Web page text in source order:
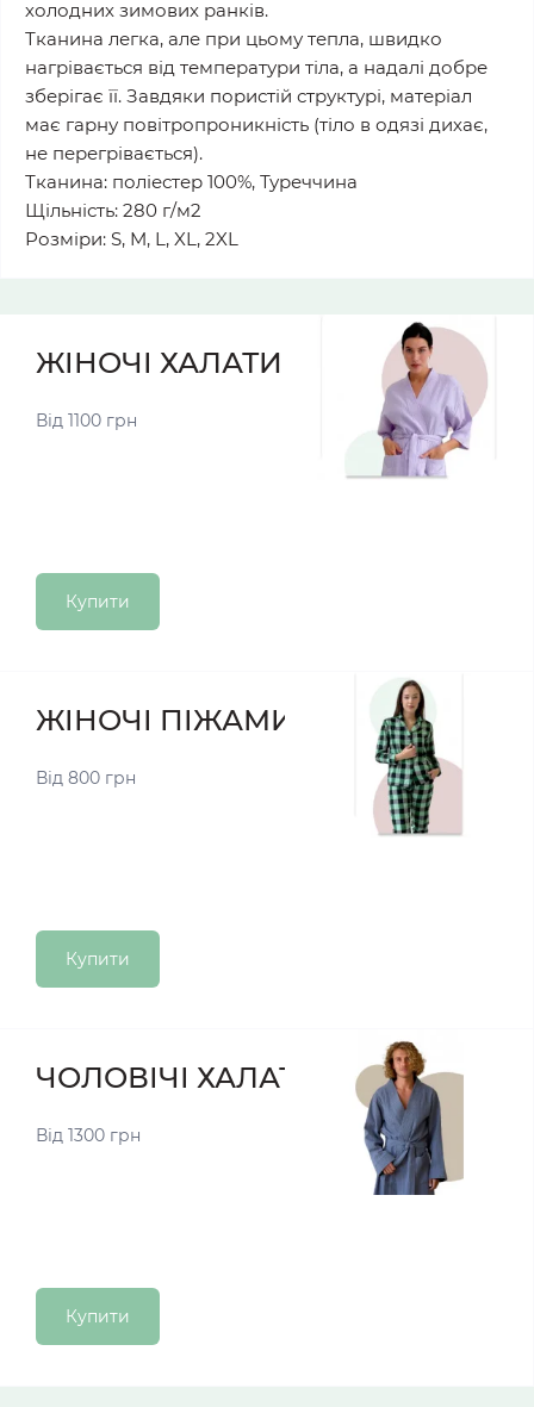
холодних зимових ранків.
Тканина легка, але при цьому тепла, швидко
нагрівається від температури тіла, а надалі добре
зберігає її. Завдяки пористій структурі, матеріал
має гарну повітропроникність (тіло в одязі дихає,
не перегрівається).
Тканина: поліестер 100%, Туреччина
Щільність: 280 г/м2
Розміри: S, M, L, XL, 2XL
ЖІНОЧІ ХАЛАТИ
Від 1100 грн
Купити
ЖІНОЧІ ПІЖАМИ
Від 800 грн
Купити
ЧОЛОВІЧІ ХАЛАТИ
Від 1300 грн
Купити